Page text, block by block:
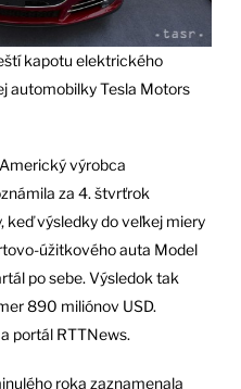
kapotu elektrického
automobilky Tesla Motors
výrobca
za 4. štvrťrok
keď výsledky do veľkej miery
úžitkového auta Model
po sebe. Výsledok tak
890 miliónov USD.
portál RTTNews.
roka zaznamenala